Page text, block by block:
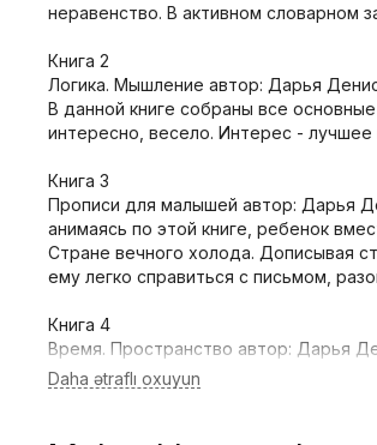
неравенство. В активном словарном
Книга 2
Логика. Мышление автор: Дарья
В данной книге собраны все
интересно, весело. Интерес -
Книга 3
Прописи для малышей автор: Дарья
анимаясь по этой книге, ребенок
Стране вечного холода. Дописывая
ему легко справиться с письмом,
Книга 4
Время. Пространство автор: Дарья
Эта книга "Школы Семи Гномов"